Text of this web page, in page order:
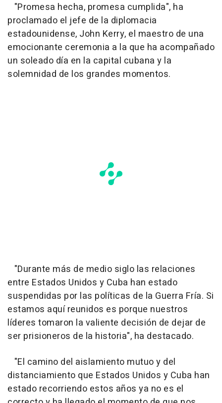
"Promesa hecha, promesa cumplida", ha
proclamado el jefe de la diplomacia
estadounidense, John Kerry, el maestro de una
emocionante ceremonia a la que ha acompañado
un soleado día en la capital cubana y la
solemnidad de los grandes momentos.
"Durante más de medio siglo las relaciones
entre Estados Unidos y Cuba han estado
suspendidas por las políticas de la Guerra Fría. Si
estamos aquí reunidos es porque nuestros
líderes tomaron la valiente decisión de dejar de
ser prisioneros de la historia", ha destacado.
"El camino del aislamiento mutuo y del
distanciamiento que Estados Unidos y Cuba han
estado recorriendo estos años ya no es el